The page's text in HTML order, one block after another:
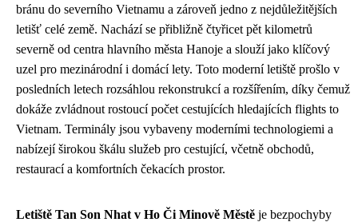
bránu do severního Vietnamu a zároveň jedno z nejdůležitějších
letišť celé země. Nachází se přibližně čtyřicet pět kilometrů
severně od centra hlavního města Hanoje a slouží jako klíčový
uzel pro mezinárodní i domácí lety. Toto moderní letiště prošlo v
posledních letech rozsáhlou rekonstrukcí a rozšířením, díky čemuž
dokáže zvládnout rostoucí počet cestujících hledajících flights to
Vietnam. Terminály jsou vybaveny moderními technologiemi a
nabízejí širokou škálu služeb pro cestující, včetně obchodů,
restaurací a komfortních čekacích prostor.
Letiště Tan Son Nhat v Ho Či Minově Městě je bezpochyby